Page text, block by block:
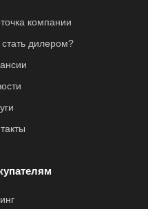
компании
стать дилером?